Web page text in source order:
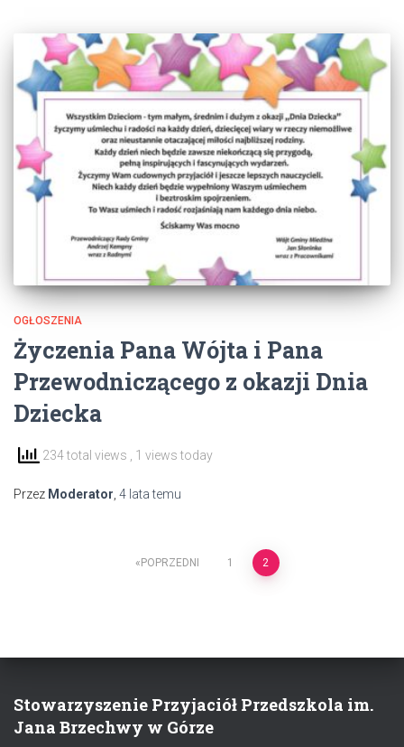
OGŁOSZENIA
Życzenia Pana Wójta i Pana
Przewodniczącego z okazji Dnia
Dziecka
234 total views , 1 views today
Przez Moderator 4 latatemu
Stronicowanie
POPRZEDNI 1 2
Stowarzyszenie Przyjaciół Przedszkola im.
Jana Brzechwy w Górze